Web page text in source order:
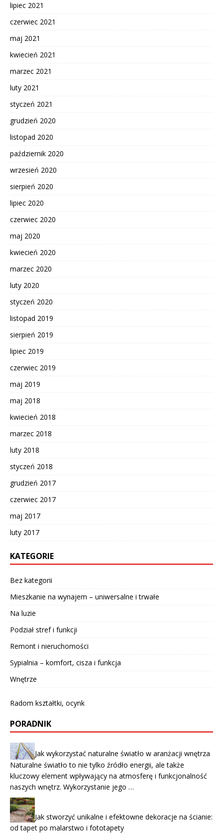
lipiec 2021
czerwiec 2021
maj 2021
kwiecień 2021
marzec 2021
luty 2021
styczeń 2021
grudzień 2020
listopad 2020
październik 2020
wrzesień 2020
sierpień 2020
lipiec 2020
czerwiec 2020
maj 2020
kwiecień 2020
marzec 2020
luty 2020
styczeń 2020
listopad 2019
sierpień 2019
lipiec 2019
czerwiec 2019
maj 2019
maj 2018
kwiecień 2018
marzec 2018
luty 2018
styczeń 2018
grudzień 2017
czerwiec 2017
maj 2017
luty 2017
KATEGORIE
Bez kategorii
Mieszkanie na wynajem – uniwersalne i trwałe
Na luzie
Podział stref i funkcji
Remont i nieruchomości
Sypialnia – komfort, cisza i funkcja
Wnętrze
Radom kształtki, ocynk
PORADNIK
Jak wykorzystać naturalne światło w aranżacji wnętrza
Naturalne światło to nie tylko źródło energii, ale także
kluczowy element wpływający na atmosferę i funkcjonalność
naszych wnętrz. Wykorzystanie jego …
Jak stworzyć unikalne i efektowne dekoracje na ścianie:
od tapet po malarstwo i fototapety